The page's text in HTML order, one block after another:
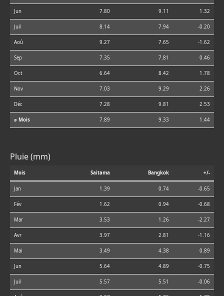
Jun 7.80 9.11 1.32
Juil 8.14 7.94 -0.20
Aoû 9.27 7.65 -1.62
Sep 7.35 7.81 0.46
Oct 6.64 8.42 1.78
Nov 7.03 9.29 2.26
Déc 7.28 9.81 2.53
⌀ Mois 7.89 9.33 1.44
Pluie (mm)
Mois Saitama Bangkok +/-
Jan 1.39 0.74 -0.65
Fév 1.62 0.94 -0.68
Mar 3.53 1.26 -2.27
Avr 3.97 2.81 -1.16
Mai 3.49 4.38 0.89
Jun 5.64 4.89 -0.75
Juil 5.57 5.51 -0.06